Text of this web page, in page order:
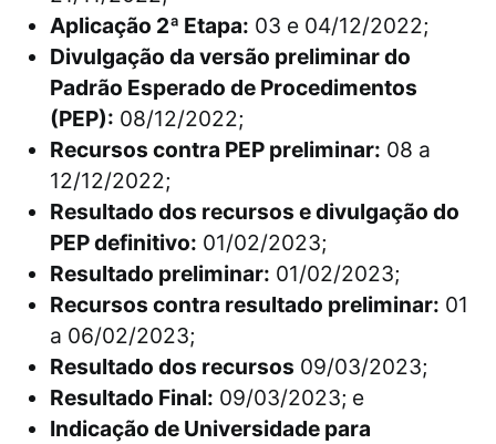
Aplicação 2ª Etapa: 03 e 04/12/2022;
Divulgação da versão preliminar do
Padrão Esperado de Procedimentos
(PEP): 08/12/2022;
Recursos contra PEP preliminar: 08 a
12/12/2022;
Resultado dos recursos e divulgação do
PEP definitivo: 01/02/2023;
Resultado preliminar: 01/02/2023;
Recursos contra resultado preliminar: 01
a 06/02/2023;
Resultado dos recursos 09/03/2023;
Resultado Final: 09/03/2023; e
Indicação de Universidade para